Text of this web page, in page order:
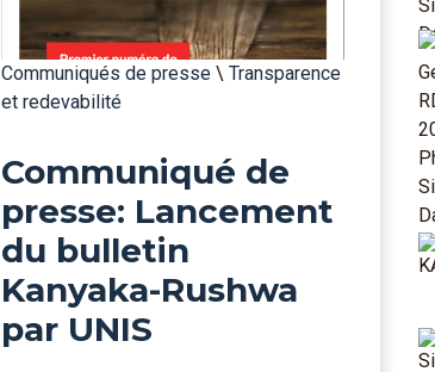
Communiqués de presse \ Transparence
et redevabilité
Communiqué de
presse: Lancement
du bulletin
Kanyaka-Rushwa
par UNIS